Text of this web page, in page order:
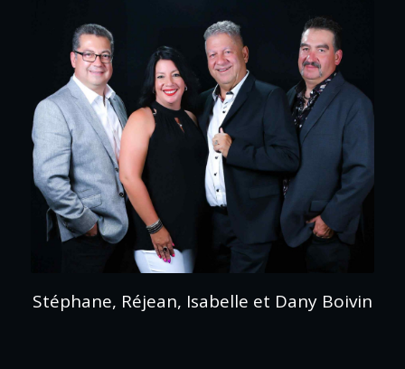
Stéphane, Réjean, Isabelle et Dany Boivin